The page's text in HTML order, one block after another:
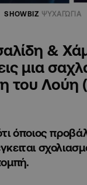
SHOWBIZ ΨΥΧΑΓΩΓΙΑ
&
μια
του Λούη
όποιος